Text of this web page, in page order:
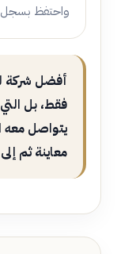
واحتفظ
أفضل شركة
فقط، بل
يتواصل معه
معاينة ثم